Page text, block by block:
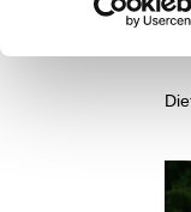
Accordi
Analisi Dati